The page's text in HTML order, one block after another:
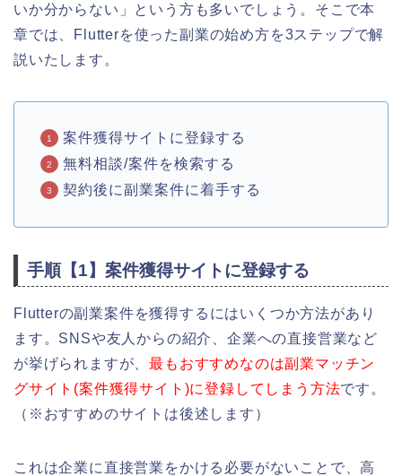
いか分からない」という方も多いでしょう。そこで本
章では、Flutterを使った副業の始め方を3ステップで解
説いたします。
案件獲得サイトに登録する
無料相談/案件を検索する
契約後に副業案件に着手する
手順【1】案件獲得サイトに登録する
Flutterの副業案件を獲得するにはいくつか方法があり
ます。SNSや友人からの紹介、企業への直接営業など
が挙げられますが、最もおすすめなのは副業マッチン
グサイト(案件獲得サイト)に登録してしまう方法です。
（※おすすめのサイトは後述します）
これは企業に直接営業をかける必要がないことで、高